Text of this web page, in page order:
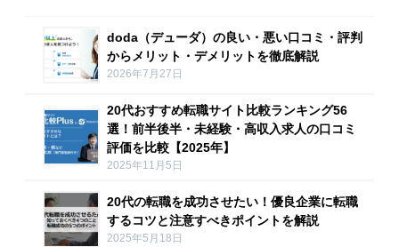
doda（デューダ）の良い・悪い口コミ・評判
からメリット・デメリットを徹底解説
2026年7月27日
20代おすすめ転職サイト比較ランキング56
選！前半後半・未経験・高収入求人の口コミ
評価を比較【2025年】
2025年11月5日
20代の転職を成功させたい！優良企業に転職
するコツと注意すべきポイントを解説
2025年5月18日